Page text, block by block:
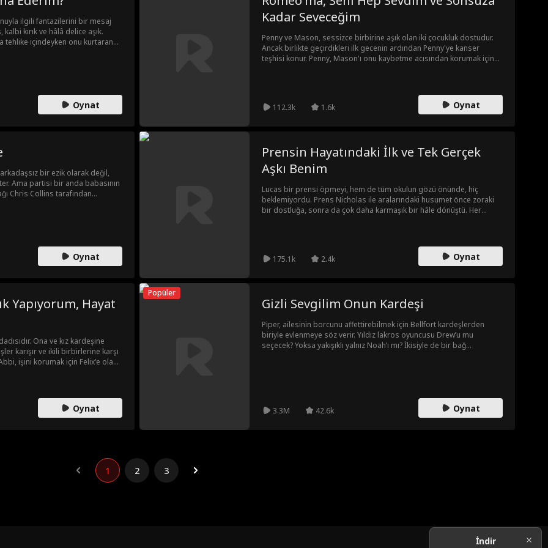
ilgili fantazilerini bir mesaj
kalbi kırık ve hâlâ delice aşık.
tehlike içindeyken onu kurtaran
Oynat
Kadar Seveceğim
Penny ve Mason, sessizce birbirine aşık olan iki çocukluk dostudur.
Ancak birlikte geçirdikleri ilk gecenin ardından Penny'ye kanser
teşhisi konur. Penny, Mason'ı onu kaybetme acısından korumak için
112.3k 1.6k Oynat
arkadaşsız bir ezik olarak değil,
Ama partisi bir anda babasının
Chris Collins tarafından
sağlamaktır. Ancak Chris ne
Harper kendini ona daha yakın
Oynat
Prensin Hayatındaki İlk ve Tek Gerçek
Aşkı Benim
Lucas bir prensi öpmeyi, hem de tüm okulun gözü önünde, hiç
beklemiyordu. Prens Nicholas ile aralarındaki husumet önce zoraki
bir dostluğa, sonra da çok daha karmaşık bir hâle dönüştü. Her
dek ikisi de bunu itiraf etmeye cesaret edemez.
175.1k 2.4k Oynat
Yapıyorum, Hayat
Ona ve kız kardeşine
karışır ve ikili birbirlerine karşı
işini korumak için Felix'e olan
Oynat
Popüler
Gizli Sevgilim Onun Kardeşi
Piper, ailesinin borcunu affettirebilmek için Bellfort kardeşlerden
biriyle evlenmeye söz verir. Yıldız lakros oyuncusu Drew’u mu
seçecek? Yoksa yakışıklı yalnız Noah’ı mı? İkisiyle de bir bağ
3.3M 42.6k Oynat
1 2 3
İndir